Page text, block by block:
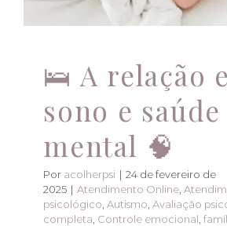
🛌 A relação
sono e saúde
mental 🧠
Por acolherpsi | 24 de fevereiro de
2025 | Atendimento Online
psicológico Autismo Avaliação
completa Controle emocional